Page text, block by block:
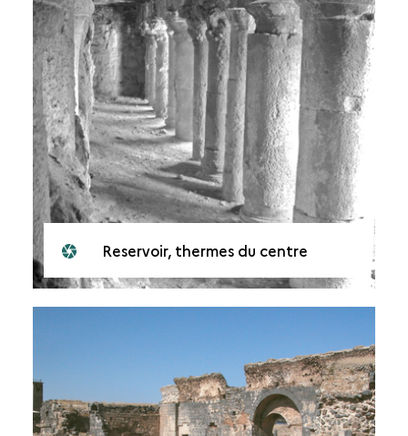
Reservoir, thermes du centre